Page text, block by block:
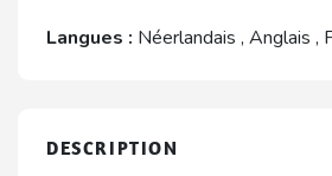
Langues : Néerlandais , Anglais ,
DESCRIPTION